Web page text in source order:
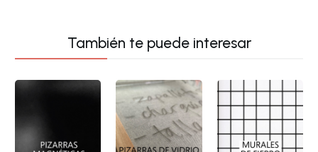
También te puede interesar